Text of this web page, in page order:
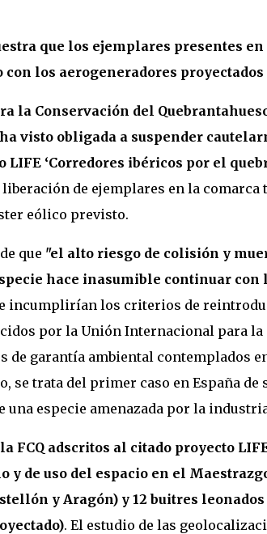
que los ejemplares presentes en
los aerogeneradores proyectados
la Conservación del
visto obligada a suspender
LIFE ‘Corredores ibéricos por el
de ejemplares en la
eólico previsto.
que "el alto riesgo de colisión y
hace inasumible continuar con
incumplirían los criterios de
por la Unión Internacional para la
de garantía ambiental contemplados
se trata del primer caso en España
especie amenazada por la
FCQ adscritos al citado proyecto
y de uso del espacio en el
y Aragón) y 12 buitres
. El estudio de las